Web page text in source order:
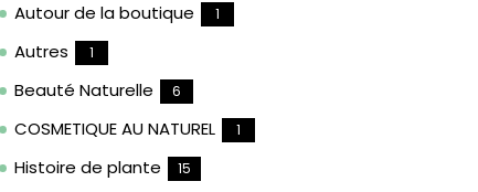
Autour de la boutique 1
Autres 1
Beauté Naturelle 6
COSMETIQUE AU NATUREL 1
Histoire de plante 15